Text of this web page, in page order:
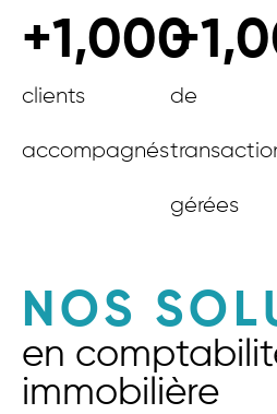
clients
accompagnés
+1,000
de
gérées
+
NOS
en
immobilière